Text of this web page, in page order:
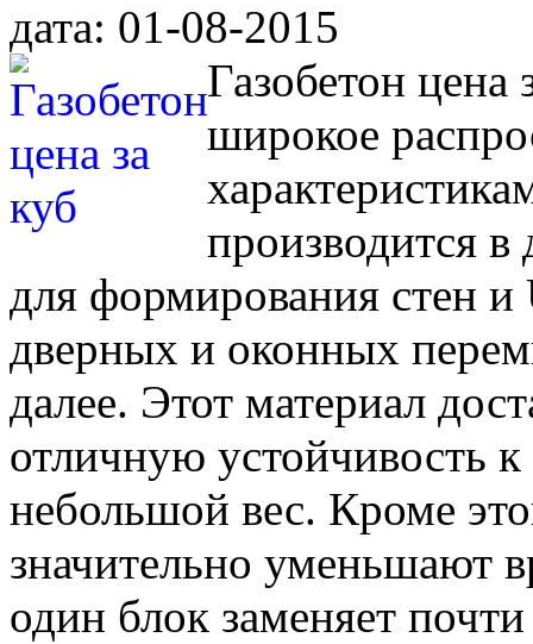
дата: 01-08-2015
Газобетон цена
широкое
производится
для формирования стен и
дверных и оконных
далее. Этот материал
отличную устойчивость
небольшой вес. Кроме
значительно уменьшают
один блок заменяет